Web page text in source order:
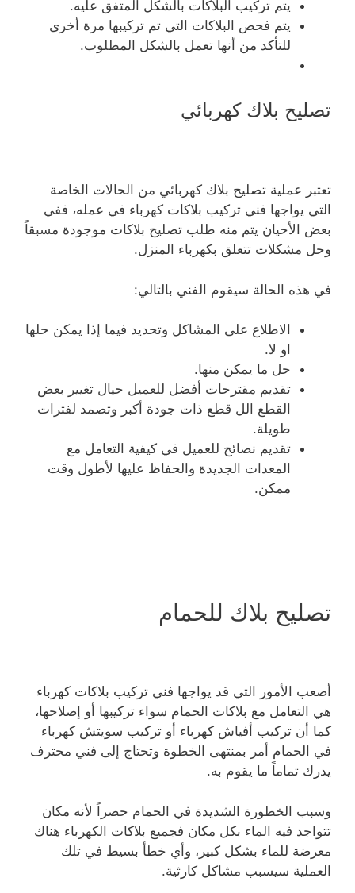
يتم تركيب البلاكات بالشكل المتفق عليه.
يتم فحص البلاكات التي تم تركيبها مرة أخرى
للتأكد من أنها تعمل بالشكل المطلوب.
تصليح بلاك كهربائي
تعتبر عملية تصليح بلاك كهربائي من الحالات الخاصة
التي يواجها فني تركيب بلاكات كهرباء في عمله، ففي
بعض الأحيان يتم منه طلب تصليح بلاكات موجودة مسبقاً
وحل مشكلات تتعلق بكهرباء المنزل.
في هذه الحالة سيقوم الفني بالتالي:
الاطلاع على المشاكل وتحديد فيما إذا يمكن حلها
او لا.
حل ما يمكن منها.
تقديم مقترحات أفضل للعميل حيال تغيير بعض
القطع الل قطع ذات جودة أكبر وتصمد لفترات
طويلة.
تقديم نصائح للعميل في كيفية التعامل مع
المعدات الجديدة والحفاظ عليها لأطول وقت
ممكن.
تصليح بلاك للحمام
أصعب الأمور التي قد يواجها فني تركيب بلاكات كهرباء
هي التعامل مع بلاكات الحمام سواء تركيبها أو إصلاحها،
كما أن تركيب أفياش كهرباء أو تركيب سويتش كهرباء
في الحمام أمر بمنتهى الخطوة وتحتاج إلى فني محترف
يدرك تماماً ما يقوم به.
وسبب الخطورة الشديدة في الحمام حصراً لأنه مكان
تتواجد فيه الماء بكل مكان فجميع بلاكات الكهرباء هناك
معرضة للماء بشكل كبير، وأي خطأ بسيط في تلك
العملية سيسبب مشاكل كارثية.